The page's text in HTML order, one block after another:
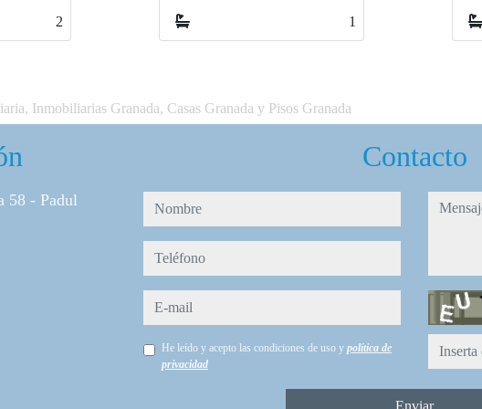
Inmobiliarias Granada, Casas Granada y Pisos Granada
58 - Padul
Contacto
nombre
teléfono
e-mail
He leído y acepto las condiciones de uso y política de
privacidad
mensaje
Captcha
Enviar